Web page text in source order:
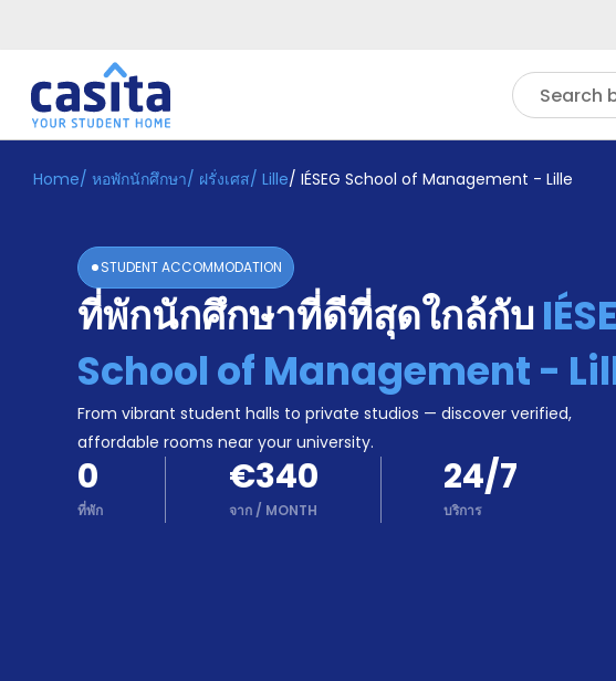
Search
Home TH EUR
ระบบ
Booking
Accommodation
Become
Partner
Home/ หอพักนักศึกษา/ ฝรั่งเศส/ Lille/ IÉSEG School of Management - Lille
STUDENT ACCOMMODATION
ที่พักนักศึกษาที่ดีที่สุดใกล้กับ
School of Management -
From vibrant student halls to private studios — discover verified,
affordable rooms near your university.
0
ที่พัก
€340
จาก/ MONTH
24/7
บริการ